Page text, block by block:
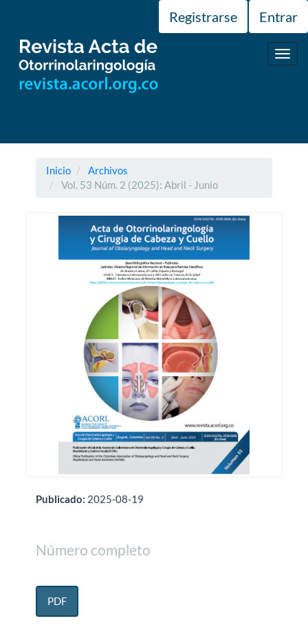
principal
Barra
lateral
Registrarse Entrar
Inicio
Archivos
Vol. 53 Núm. 2 (2025): Abril - Junio
Publicado: 2025-08-19
Número completo
PDF